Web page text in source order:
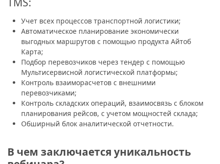
Учет всех процессов транспортной логистики;
Автоматическое планирование экономически
выгодных маршрутов с помощью продукта Айтоб
Карта;
Подбор перевозчиков через тендер с помощью
Мультисервисной логистической платформы;
Контроль взаиморасчетов с внешними
перевозчиками;
Контроль складских операций, взаимосвязь с блоком
планирования рейсов, с учетом мощностей склада;
Обширный блок аналитической отчетности.
В чем заключается уникальность